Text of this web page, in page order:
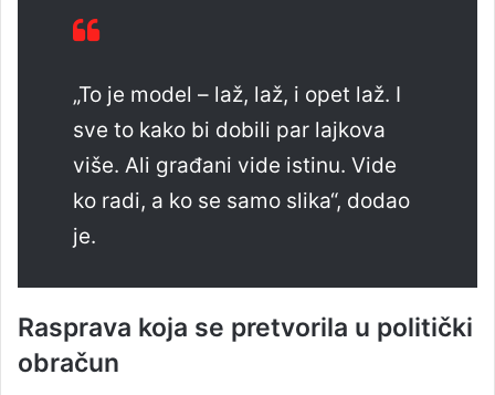
„To je model – laž, laž, i opet laž. I
sve to kako bi dobili par lajkova
više. Ali građani vide istinu. Vide
ko radi, a ko se samo slika“, dodao
je.
Rasprava koja se pretvorila u politički
obračun